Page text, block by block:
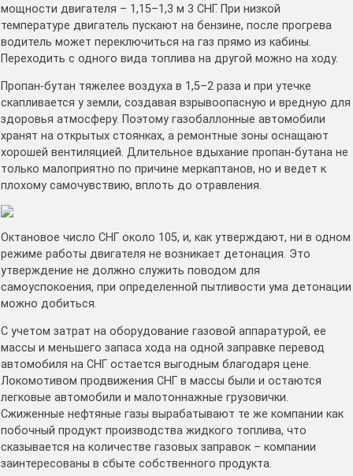
мощности двигателя – 1,15–1,3 м 3 СНГ. При низкой
температуре двигатель пускают на бензине, после прогрева
водитель может переключиться на газ прямо из кабины.
Переходить с одного вида топлива на другой можно на ходу.
Пропан-бутан тяжелее воздуха в 1,5–2 раза и при утечке
скапливается у земли, создавая взрывоопасную и вредную для
здоровья атмосферу. Поэтому газобаллонные автомобили
хранят на открытых стоянках, а ремонтные зоны оснащают
хорошей вентиляцией. Длительное вдыхание пропан-бутана не
только малоприятно по причине меркаптанов, но и ведет к
плохому самочувствию, вплоть до отравления.
Октановое число СНГ около 105, и, как утверждают, ни в одном
режиме работы двигателя не возникает детонация. Это
утверждение не должно служить поводом для
самоуспокоения, при определенной пытливости ума детонации
можно добиться.
С учетом затрат на оборудование газовой аппаратурой, ее
массы и меньшего запаса хода на одной заправке перевод
автомобиля на СНГ остается выгодным благодаря цене.
Локомотивом продвижения СНГ в массы были и остаются
легковые автомобили и малотоннажные грузовички.
Сжиженные нефтяные газы вырабатывают те же компании как
побочный продукт производства жидкого топлива, что
сказывается на количестве газовых заправок – компании
заинтересованы в сбыте собственного продукта.